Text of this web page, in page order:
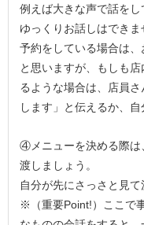
例えば大きな声で話を
ゆっくりお話しはできま
予約をしている場合は
と思いますが、もしも
るような場合は、店員
します」と伝えるか、
④メニューを決める際は
渡しましょう。
自分が先にさっさと見て
※（重要Point!）ここで